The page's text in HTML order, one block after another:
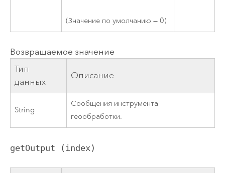
(Значение по умолчанию — 0)
Возвращаемое значение
Тип
данных
Описание
String
Сообщения инструмента
геообработки.
getOutput (index)